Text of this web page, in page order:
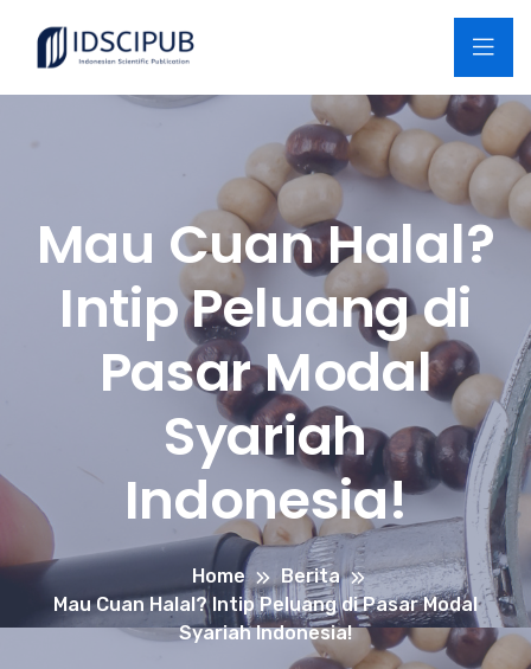
Mau Cuan Halal?
Intip Peluang di
Pasar Modal
Syariah
Indonesia!
Home
Berita
Mau Cuan Halal? Intip Peluang di Pasar Modal
Syariah Indonesia!